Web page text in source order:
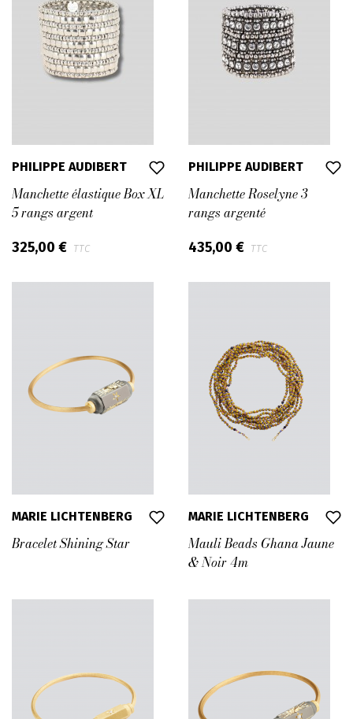
PHILIPPE AUDIBERT
Manchette élastique Box XL
5 rangs argent
325,00 € TTC
PHILIPPE AUDIBERT
Manchette Roselyne 3
rangs argenté
435,00 € TTC
MARIE LICHTENBERG
Bracelet Shining Star
MARIE LICHTENBERG
Mauli Beads Ghana Jaune
& Noir 4m